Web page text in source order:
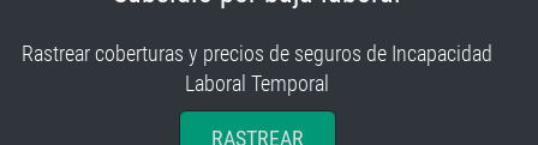
Rastrear coberturas y precios de seguros de Incapacidad
Laboral Temporal
RASTREAR